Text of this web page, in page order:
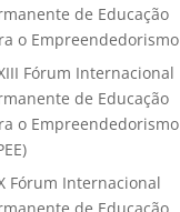
de Educação
o Empreendedorismo
Fórum Internacional
de Educação
o Empreendedorismo
Fórum Internacional